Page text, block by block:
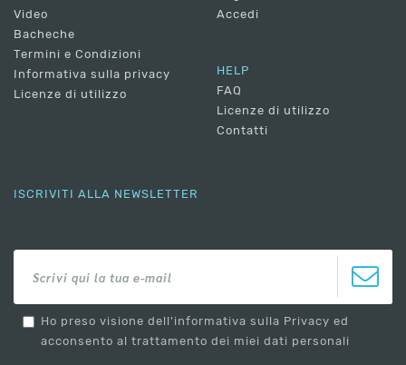
Video
Bacheche
Termini e Condizioni
Informativa sulla privacy
Licenze di utilizzo
Accedi
HELP
FAQ
Licenze di utilizzo
Contatti
ISCRIVITI ALLA NEWSLETTER
Ho preso visione dell'informativa sulla Privacy ed
acconsento al trattamento dei miei dati personali